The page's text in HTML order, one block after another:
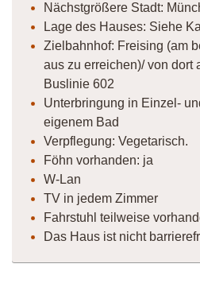
Nächstgrößere Stadt:
Lage des Hauses: Siehe
Zielbahnhof: Freising (am
aus zu erreichen)/ von dort
Buslinie 602
Unterbringung in Einzel-
eigenem Bad
Verpflegung: Vegetarisch.
Föhn vorhanden: ja
W-Lan
TV in jedem Zimmer
Fahrstuhl teilweise
Das Haus ist nicht